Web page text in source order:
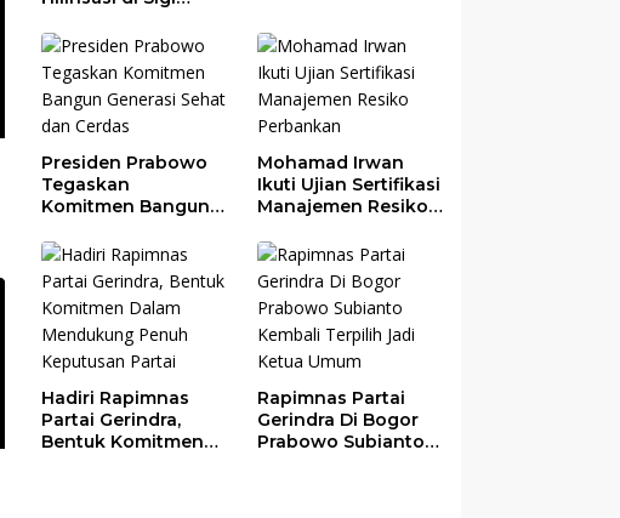
Perekonomian
Daerah
Presiden Prabowo
Tegaskan
Komitmen Bangun
Cerdas
Mohamad Irwan
Ikuti Ujian Sertifikasi
Manajemen Resiko
Hadiri Rapimnas
Partai Gerindra,
Bentuk Komitmen
Rapimnas Partai
Gerindra Di Bogor
Prabowo Subianto